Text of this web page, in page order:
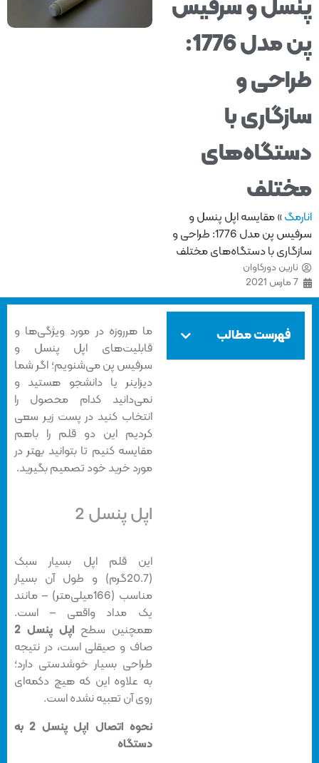
سرفیس
پن مدل 1776:
و
با
اپل پنسل و
سرفیس پن مدل 1776: طراحی و
مختلف
ما هرروزه در مورد ویژگی‌ها و
قابلیت‌های اپل پنسل و
سرفیس پن می‌شنویم؛ اگر شما
دیزاینر یا دانشجو هستید و
نمی‌دانید کدام‌ محصول را
انتخاب کنید در پست زیر سعی
کردیم این دو قلم را باهم
مقایسه کنیم تا بتوانید بهتر در
مورد خرید خود تصمیم‌ بگیرید.
اپل پنسل 2
این قلم اپل بسیار سبک
(20.7گرم) و طول آن بسیار
مناسب (166میلی‌متر) – مانند
یک مداد واقعی – است.
همچنین سطحاپل پنسل 2
صاف و صیقلی است، در نتیجه
طراحی بسیار خوشدستی دارد؛
به علاوه این که هیچ دکمه‌ای
روی آن تعبیه نشده است.
نحوه اتصال اپل پنسل 2 به